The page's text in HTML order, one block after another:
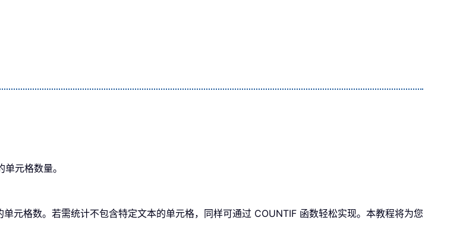
元格数量。
元格数。若需统计不包含特定文本的单元格，同样可通过 COUNTIF 函数轻松实现。本教程将为您